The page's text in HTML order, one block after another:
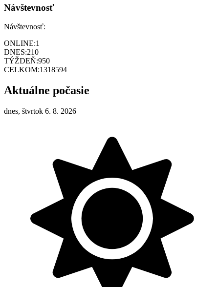
Návštevnosť
Návštevnosť:
ONLINE:1
DNES:210
TÝŽDEŇ:950
CELKOM:1318594
Aktuálne počasie
dnes, štvrtok 6. 8. 2026